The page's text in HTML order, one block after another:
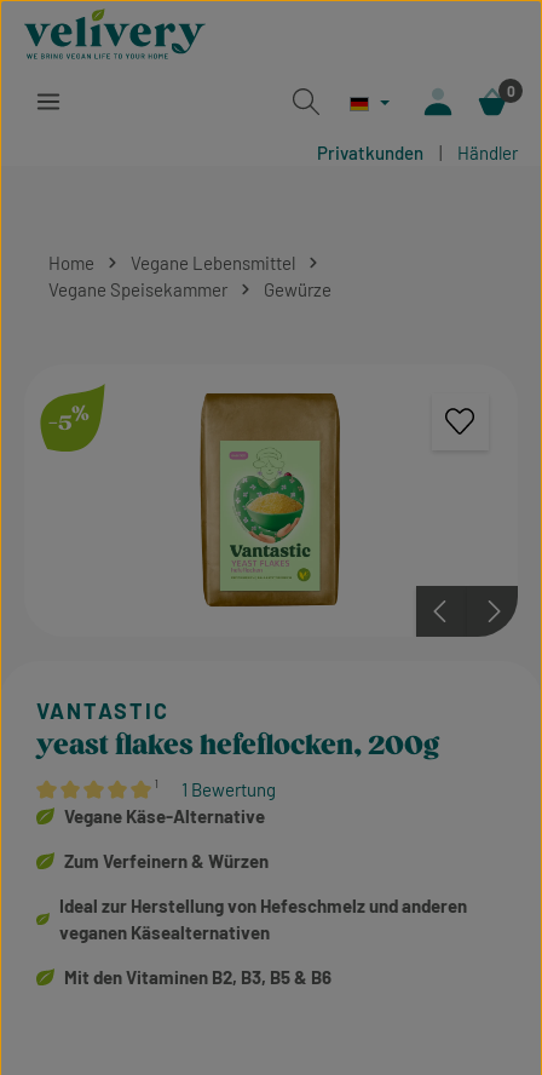
Zum Hauptinhalt springen
0
Privatkunden | Händler
Home
Vegane Lebensmittel
Vegane Speisekammer
Gewürze
-5%
Durchschnittliche Bewertung von 5 von 5 Sternen
¹ 1 Bewertung
yeast flakes hefeflocken, 200g
Vegane Käse-Alternative
Zum Verfeinern & Würzen
Ideal zur Herstellung von Hefeschmelz und anderen
veganen Käsealternativen
Mit den Vitaminen B2, B3, B5 & B6